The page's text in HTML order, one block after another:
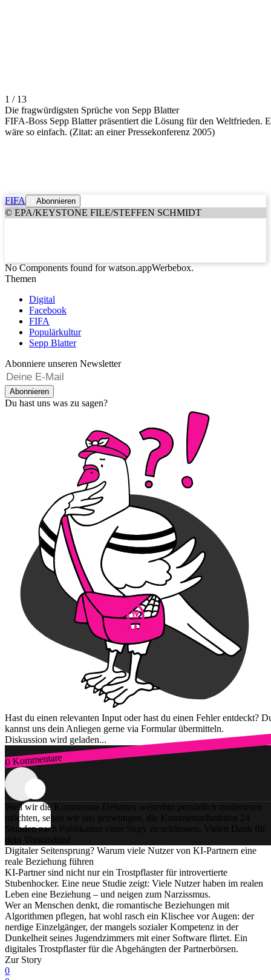
1 / 13
Die fragwürdigsten Sprüche von Sepp Blatter
FIFA-Boss Sepp Blatter präsentiert die Lösung für den Weltfrieden.
wäre so einfach. (Zitat: an einer Pressekonferenz 2005)
FIFA Abonnieren
© EPA/KEYSTONE FILE/STEFFEN SCHMIDT
No Components found for watson.appWerbebox.
Themen
Digital
Facebook
FIFA
Populärkultur
Sepp Blatter
Abonniere unseren Newsletter
Abonnieren
Du hast uns was zu sagen?
Hast du einen relevanten Input oder hast du einen Fehler entdeckt?
kannst uns dein Anliegen gerne via Formular übermitteln.
Diskussion wird geladen...
0 Kommentare
Zum Login
Weil wir die Kommentar-Debatten weiterhin persönlich moderieren
möchten, sehen wir uns gezwungen, die Kommentarfunktion 24
Stunden nach Publikation einer Story zu schliessen. Vielen Dank für
dein Verständnis!
Digitaler Seitensprung? Warum viele Nutzer von KI-Partnern eine
reale Beziehung führen
KI-Partner sind nicht nur ein Trostpflaster für introvertierte
Stubenhocker. Eine neue Studie zeigt: Viele Nutzer haben im realen
Leben eine Beziehung – und neigen zum Narzissmus.
Wer an Menschen denkt, die romantische Beziehungen mit
Algorithmen pflegen, hat wohl rasch ein Klischee vor Augen: der
nerdige Einzelgänger, der mangels sozialer Kompetenz in der
Dunkelheit seines Jugendzimmers mit einer Software flirtet. Ein
digitales Trostpflaster für die Abgehängten der Partnerbörsen.
Zur Story
0